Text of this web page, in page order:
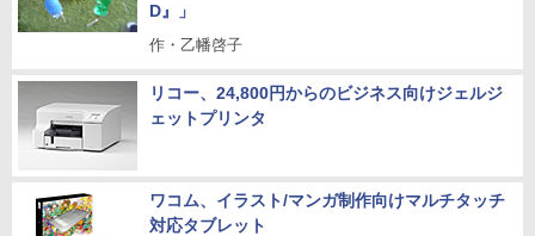
D』」
作・乙幡啓子
リコー、24,800円からのビジネス向けジェルジ
ェットプリンタ
ワコム、イラスト/マンガ制作向けマルチタッチ
対応タブレット